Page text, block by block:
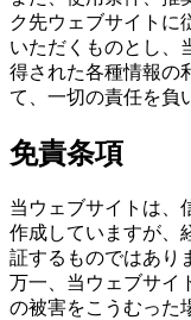
ク先ウェブサイトに
いただくものとし、
得された各種情報の
て、一切の責任を負
免責条項
当ウェブサイトは、
作成していますが、
証するものではあり
万一、当ウェブサイ
の被害をこうむった